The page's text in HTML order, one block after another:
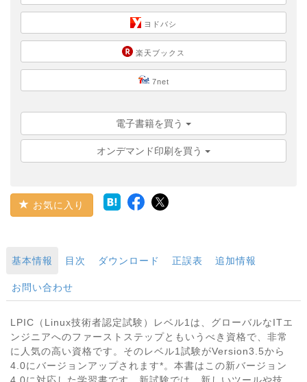
ヨドバシ
楽天ブックス
7net
電子書籍を買う
オンデマンド印刷を買う
お気に入り
基本情報 目次 ダウンロード 正誤表 追加情報
お問い合わせ
LPIC（Linux技術者認定試験）レベル1は、グローバルなITエ
ンジニアへのファーストステップともいうべき資格で、非常
に人気の高い資格です。そのレベル1試験がVersion3.5から
4.0にバージョンアップされます*。本書はこの新バージョン
4.0に対応した学習書です。新試験では、新しいツールや技